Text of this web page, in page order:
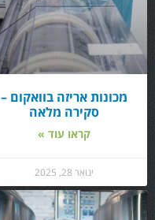
מכונות אריזה בוואקום –
סקירה מלאה
קראו עוד »
ינואר 28, 2025